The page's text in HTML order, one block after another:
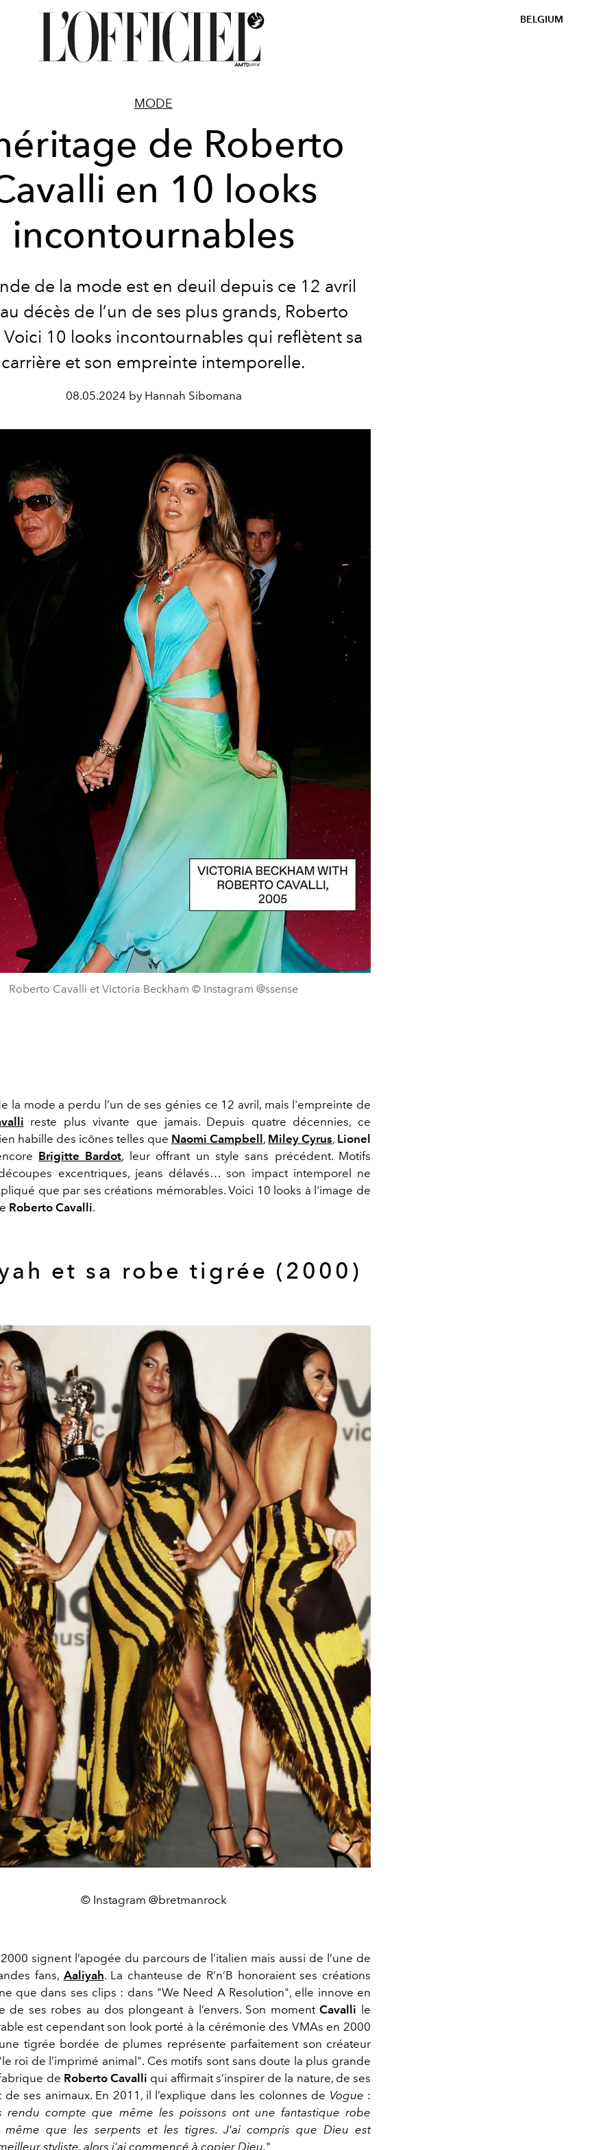
BELGIUM
MODE
de Roberto
en 10 looks
incontournables
de la mode est en deuil depuis ce 12 avril
décès de l’un de ses plus grands, Roberto
Voici 10 looks incontournables qui reflètent sa
carrière et son empreinte intemporelle.
08.05.2024 by Hannah Sibomana
Roberto Cavalli et Victoria Beckham © Instagram @ssense
la mode a perdu l’un de ses génies ce 12 avril, mais l'empreinte de
reste plus vivante que jamais. Depuis quatre décennies, ce
habille des icônes telles que Naomi Campbell, Miley Cyrus, Lionel
Brigitte Bardot, leur offrant un style sans précédent. Motifs
excentriques, jeans délavés… son impact intemporel ne
que par ses créations mémorables. Voici 10 looks à l'image de
Roberto Cavalli.
et sa robe tigrée (2000)
© Instagram @bretmanrock
signent l’apogée du parcours de l’italien mais aussi de l’une de
fans, Aaliyah. La chanteuse de R’n’B honoraient ses créations
que dans ses clips : dans "We Need A Resolution", elle innove en
de ses robes au dos plongeant à l’envers. Son momentCavalli le
est cependant son look porté à la cérémonie des VMAs en 2000
tigrée bordée de plumes représente parfaitement son créateur
roi de l’imprimé animal". Ces motifs sont sans doute la plus grande
de Roberto Cavalli qui affirmait s’inspirer de la nature, de ses
ses animaux. En 2011, il l’explique dans les colonnes de Vogue :
rendu compte que même les poissons ont une fantastique robe
même que les serpents et les tigres. J'ai compris que Dieu est
styliste, alors j'ai commencé à copier Dieu."